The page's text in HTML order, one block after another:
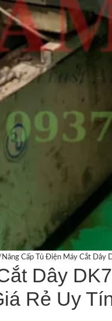
Nâng Cấp Tủ Điện Máy Cắt
Dây
Rẻ Uy